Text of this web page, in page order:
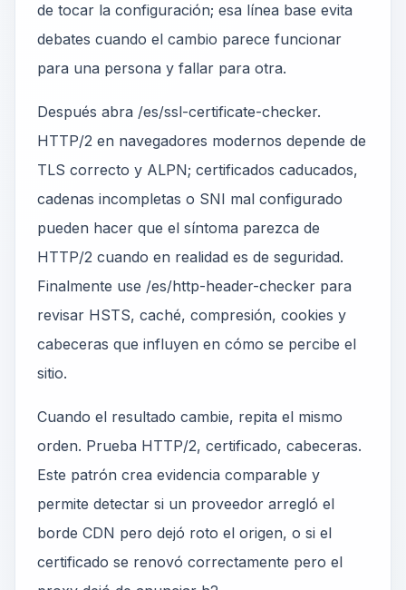
de tocar la configuración; esa línea base evita
debates cuando el cambio parece funcionar
para una persona y fallar para otra.
Después abra /es/ssl-certificate-checker.
HTTP/2 en navegadores modernos depende de
TLS correcto y ALPN; certificados caducados,
cadenas incompletas o SNI mal configurado
pueden hacer que el síntoma parezca de
HTTP/2 cuando en realidad es de seguridad.
Finalmente use /es/http-header-checker para
revisar HSTS, caché, compresión, cookies y
cabeceras que influyen en cómo se percibe el
sitio.
Cuando el resultado cambie, repita el mismo
orden. Prueba HTTP/2, certificado, cabeceras.
Este patrón crea evidencia comparable y
permite detectar si un proveedor arregló el
borde CDN pero dejó roto el origen, o si el
certificado se renovó correctamente pero el